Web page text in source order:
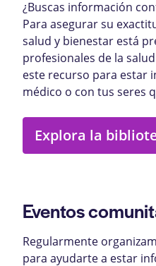
¿Buscas información
Para asegurar su
salud y bienestar está
profesionales de la
este recurso para estar
médico o con tus seres
Explora la
Eventos
Regularmente
para ayudarte a estar